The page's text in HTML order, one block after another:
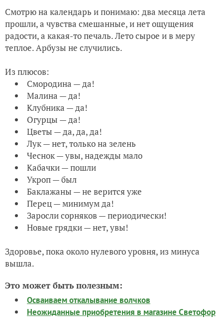
Сезон-2023. Заметка на полях: клумба кабачков
Сезон-2023. Перец фиолетовый. Удивленью нет предела
Смотрю на календарь и понимаю: два месяца лета
прошли, а чувства смешанные, и нет ощущения
радости, а какая-то печаль. Лето сырое и в меру
теплое. Арбузы не случились.
Из плюсов:
Смородина — да!
Малина — да!
Клубника — да!
Огурцы — да!
Цветы — да, да, да!
Лук — нет, только на зелень
Чеснок — увы, надежды мало
Кабачки — пошли
Укроп — был
Баклажаны — не верится уже
Перец — минимум да!
Заросли сорняков — периодически!
Новые грядки — нет, увы!
Здоровье, пока около нулевого уровня, из минуса
вышла.
Это может быть полезным:
Осваиваем откалывание волчков
Неожиданные приобретения в магазине Светофор